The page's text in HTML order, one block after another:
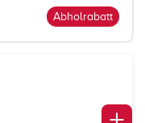
Abholrabatt